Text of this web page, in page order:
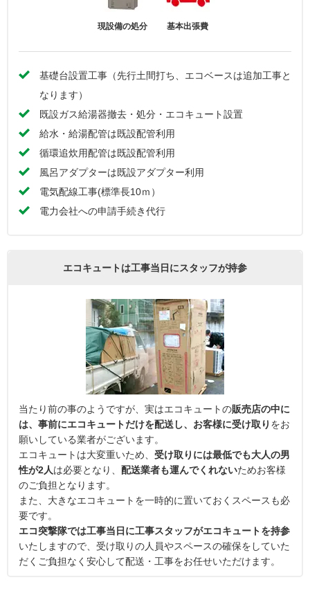
現設備の処分 基本出張費
基礎台設置工事（先行土間打ち、エコベースは追加工事と
なります）
既設ガス給湯器撤去・処分・エコキュート設置
給水・給湯配管は既設配管利用
循環追炊用配管は既設配管利用
風呂アダプターは既設アダプター利用
電気配線工事(標準長10ｍ）
電力会社への申請手続き代行
エコキュートは工事当日にスタッフが持参
当たり前の事のようですが、実はエコキュートの販売店の中に
は、事前にエコキュートだけを配送し、お客様に受け取り をお
願いしている業者がございます。
エコキュートは大変重いため、 受け取りには最低でも大人の男
性が2人は必要となり、 配送業者も運んでくれないためお客様
のご負担となります。
また、大きなエコキュートを一時的に置いておくスペースも必
要です。
エコ突撃隊では工事当日に工事スタッフがエコキュートを持参
いたしますので、受け取りの人員やスペースの確保をしていた
だくご負担なく安心して配送・工事をお任せいただけます。